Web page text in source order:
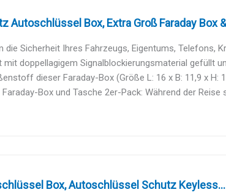
Autoschlüssel Box, Extra Groß Faraday Box
die Sicherheit Ihres Fahrzeugs, Eigentums, Telefons,
mit doppellagigem Signalblockierungsmaterial gefüllt
dieser Faraday-Box (Größe L: 16 x B: 11,9 x H:
Faraday-Box und Tasche 2er-Pack: Während der Reise
Box, Autoschlüssel Schutz Keyless...